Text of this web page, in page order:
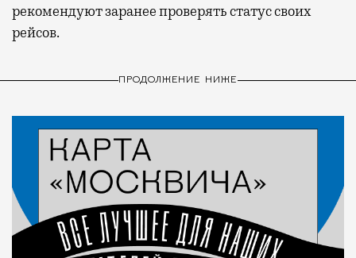
рекомендуют заранее проверять статус своих
рейсов.
ПРОДОЛЖЕНИЕ НИЖЕ